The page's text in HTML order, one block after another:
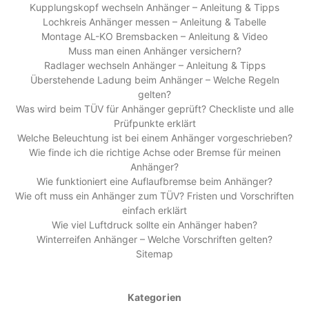
Kupplungskopf wechseln Anhänger – Anleitung & Tipps
Lochkreis Anhänger messen – Anleitung & Tabelle
Montage AL-KO Bremsbacken – Anleitung & Video
Muss man einen Anhänger versichern?
Radlager wechseln Anhänger – Anleitung & Tipps
Überstehende Ladung beim Anhänger – Welche Regeln
gelten?
Was wird beim TÜV für Anhänger geprüft? Checkliste und alle
Prüfpunkte erklärt
Welche Beleuchtung ist bei einem Anhänger vorgeschrieben?
Wie finde ich die richtige Achse oder Bremse für meinen
Anhänger?
Wie funktioniert eine Auflaufbremse beim Anhänger?
Wie oft muss ein Anhänger zum TÜV? Fristen und Vorschriften
einfach erklärt
Wie viel Luftdruck sollte ein Anhänger haben?
Winterreifen Anhänger – Welche Vorschriften gelten?
Sitemap
Kategorien